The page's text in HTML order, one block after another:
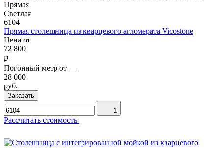
Прямая
Светлая
6104
Прямая столешница из кварцевого агломерата Vicostone
Цена от
72 800
₽
Погонный метр от —
28 000
руб.
Заказать
1
Рассчитать стоимость